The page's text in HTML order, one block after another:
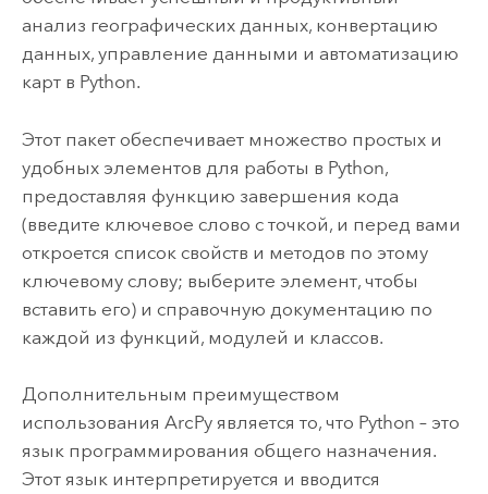
анализ географических данных, конвертацию
данных, управление данными и автоматизацию
карт в Python.
Этот пакет обеспечивает множество простых и
удобных элементов для работы в Python,
предоставляя функцию завершения кода
(введите ключевое слово с точкой, и перед вами
откроется список свойств и методов по этому
ключевому слову; выберите элемент, чтобы
вставить его) и справочную документацию по
каждой из функций, модулей и классов.
Дополнительным преимуществом
использования ArcPy является то, что Python – это
язык программирования общего назначения.
Этот язык интерпретируется и вводится